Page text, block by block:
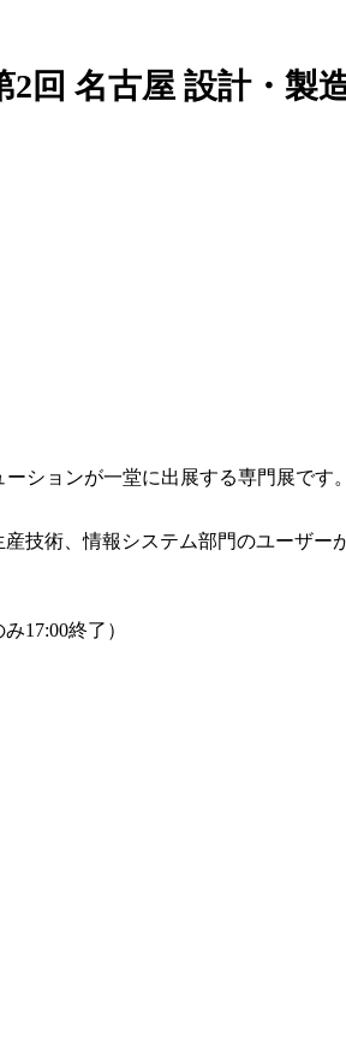
回 名古屋 設計・製
ションが一堂に出展する専門展です。
技術、情報システム部門のユーザー
17:00終了）